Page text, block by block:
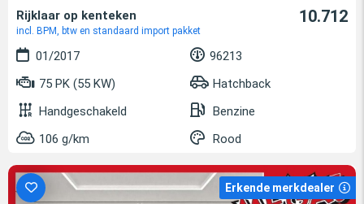
Rijklaar op kenteken
incl. BPM, btw en standaard import pakket
10.712
01/2017
96213
75 PK (55 KW)
Hatchback
Handgeschakeld
Benzine
106 g/km
Rood
Erkende merkdealer